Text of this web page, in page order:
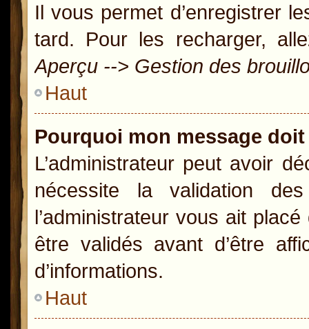
Il vous permet d’enregistrer
tard. Pour les recharger,
Aperçu --> Gestion des
Haut
Pourquoi mon message
L’administrateur peut avoir
nécessite la validation
l’administrateur vous ait
être validés avant d’être
d’informations.
Haut